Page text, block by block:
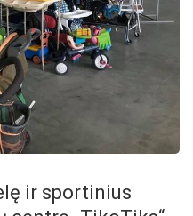
ir sportinius